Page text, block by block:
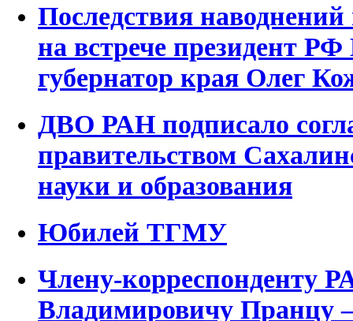
Последствия
на встрече президент
губернатор края Олег
ДВО РАН подписало
правительством
науки и образования
Юбилей ТГМУ
Члену-корреспонденту
Владимировичу Пранцу